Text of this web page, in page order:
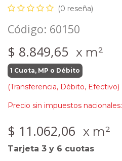
(0 reseña)
Código: 60150
$ 8.849,65 x m²
1 Cuota, MP o Débito
(Transferencia, Débito, Efectivo)
Precio sin impuestos nacionales:
$ 11.062,06 x m²
Tarjeta 3 y 6 cuotas